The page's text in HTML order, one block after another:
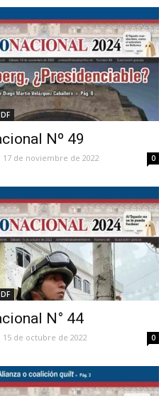
Nº 49
17 de noviembre de 2022 0
N° 44
15 de octubre de 2022 0